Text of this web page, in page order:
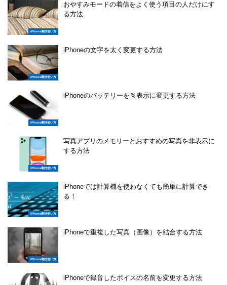
iPhone裏技使い方
おやすみモードの着信をよく使う項目の人だけにす
る方法
iPhone裏技使い方
iPhoneの文字を太く変更する方法
iPhone裏技使い方
iPhoneのバッテリーを％表示に変更する方法
iPhone裏技使い方
写真アプリのメモリーとおすすめの写真を非表示に
する方法
iPhone裏技使い方
iPhoneでは計算機を使わなくても簡単に計算でき
る！
iPhone裏技使い方
iPhoneで重複した写真（画像）を結合する方法
iPhoneで録音したボイスの名前を変更する方法